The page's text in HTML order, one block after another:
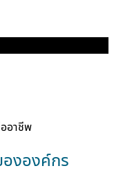
งองค์กร